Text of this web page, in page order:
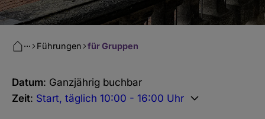
für Gruppen
Führungen
···
Datum: Ganzjährig buchbar
Zeit: Start, täglich 10:00 - 16:00 Uhr